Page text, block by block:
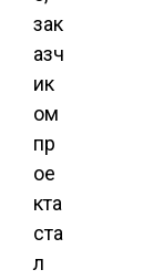
зак
азч
ик
ом
пр
ое
кта
ста
л